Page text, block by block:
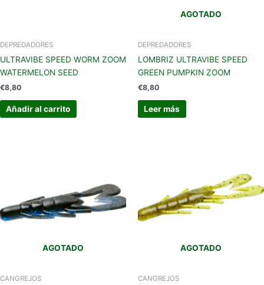
DEPREDADORES
ULTRAVIBE SPEED WORM ZOOM
WATERMELON SEED
€8,80
Añadir al carrito
AGOTADO
DEPREDADORES
LOMBRIZ ULTRAVIBE SPEED
GREEN PUMPKIN ZOOM
€8,80
Leer más
AGOTADO
CANGREJOS
AGOTADO
CANGREJOS